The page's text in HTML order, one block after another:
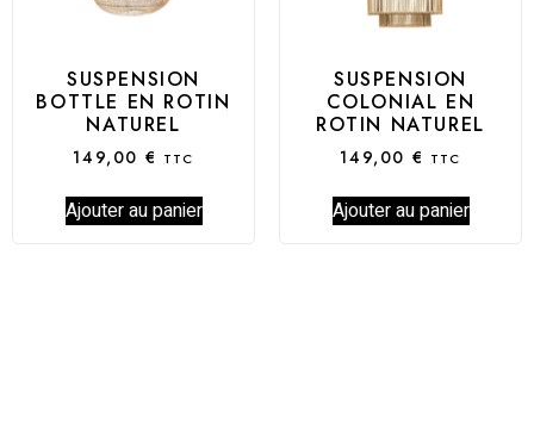
SUSPENSION
BOTTLE EN ROTIN
NATUREL
149,00 € TTC
Ajouter au panier
SUSPENSION
COLONIAL EN
ROTIN NATUREL
149,00 € TTC
Ajouter au panier